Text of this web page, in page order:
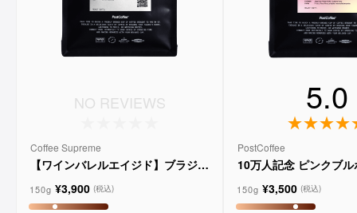
NO REVIEWS
Coffee Supreme
【ワインバレルエイジド】ブラジル
ョ
150g ¥3,900 (税込)
5.0
PostCoffee
10万人記念 ピンクブ
150g ¥3,500 (税込)